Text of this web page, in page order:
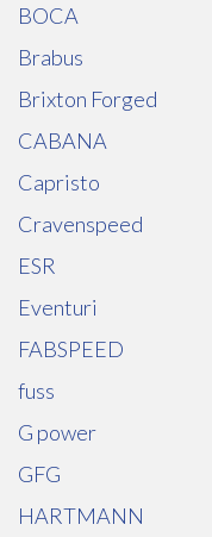
BOCA
Brabus
Brixton Forged
CABANA
Capristo
Cravenspeed
ESR
Eventuri
FABSPEED
fuss
G power
GFG
HARTMANN